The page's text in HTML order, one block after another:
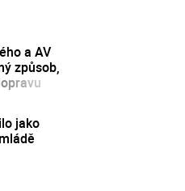
a AV
způsob,
jako